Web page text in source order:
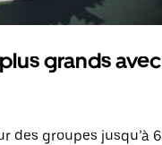
grands avec
des groupes jusqu’à 6